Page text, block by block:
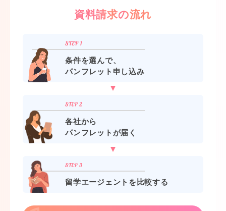
資料請求の流れ
条件を選んで、
パンフレット申し込み
各社から
パンフレットが届く
留学エージェントを比較する